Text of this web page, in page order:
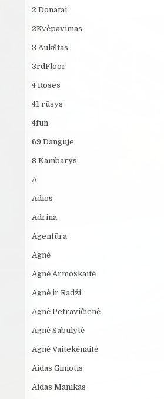
2 Donatai
2Kvėpavimas
3 Aukštas
3rdFloor
4 Roses
41 rūsys
4fun
69 Danguje
8 Kambarys
A
Adios
Adrina
Agentūra
Agnė
Agnė Armoškaitė
Agnė ir Radži
Agnė Petravičienė
Agnė Sabulytė
Agnė Vaitekėnaitė
Aidas Giniotis
Aidas Manikas